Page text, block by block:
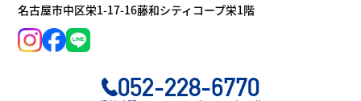
名古屋市中区栄1-17-16藤和シティコープ栄1階
052-228-6770